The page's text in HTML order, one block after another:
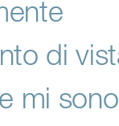
di
mi sono